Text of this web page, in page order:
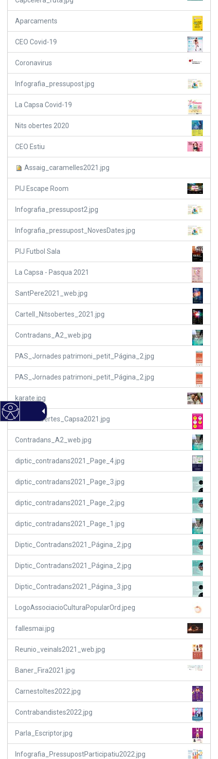
Aparcaments
CEO Covid-19
Coronavirus
Infografia_pressupost.jpg
La Capsa Covid-19
Nits obertes 2020
CEO Estiu
Assaig_caramelles2021.jpg
PIJ Escape Room
Infografia_pressupost2.jpg
Infografia_pressupost_NovesDates.jpg
PIJ Futbol Sala
La Capsa - Pasqua 2021
SantPere2021_web.jpg
Cartell_Nitsobertes_2021.jpg
Contradans_A2_web.jpg
PAS_Jornades patrimoni_petit_Página_2.jpg
PAS_Jornades patrimoni_petit_Página_2.jpg
karate.jpg
PortesObertes_Capsa2021.jpg
Contradans_A2_web.jpg
diptic_contradans2021_Page_4.jpg
diptic_contradans2021_Page_3.jpg
diptic_contradans2021_Page_2.jpg
diptic_contradans2021_Page_1.jpg
Diptic_Contradans2021_Página_2.jpg
Diptic_Contradans2021_Página_2.jpg
Diptic_Contradans2021_Página_3.jpg
LogoAssociacioCulturaPopularOrd.jpeg
fallesmai.jpg
Reunio_veinals2021_web.jpg
Baner_Fira2021.jpg
Carnestoltes2022.jpg
Contrabandistes2022.jpg
Parla_Escriptor.jpg
Infografia_PressupostParticipatiu2022.jpg